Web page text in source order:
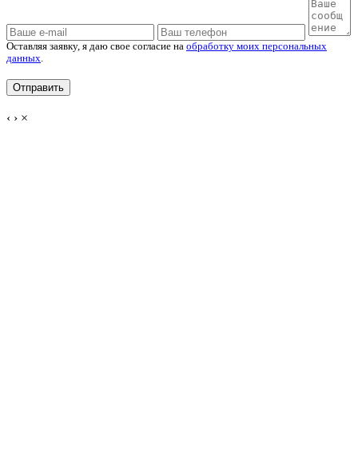
Оставляя заявку, я даю свое согласие на обработку моих персональных
данных.
‹ › ×